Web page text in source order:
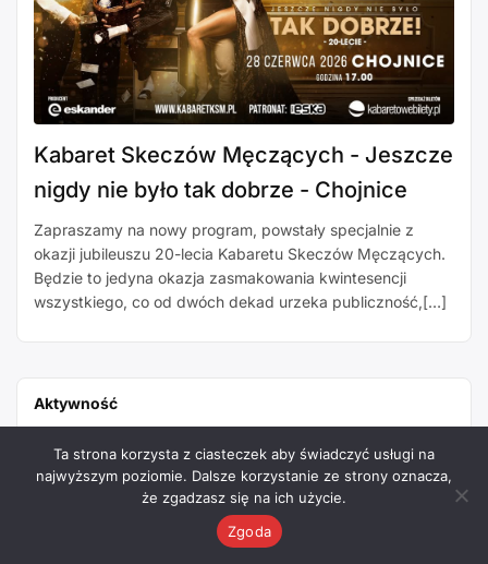
Kabaret Skeczów Męczących - Jeszcze
nigdy nie było tak dobrze - Chojnice
Zapraszamy na nowy program, powstały specjalnie z
okazji jubileuszu 20-lecia Kabaretu Skeczów Męczących.
Będzie to jedyna okazja zasmakowania kwintesencji
wszystkiego, co od dwóch dekad urzeka publiczność,[…]
Aktywność
Administratoropublikował wydarzenie.
2 miesiące temu
Ta strona korzysta z ciasteczek aby świadczyć usługi na
najwyższym poziomie. Dalsze korzystanie ze strony oznacza,
że zgadzasz się na ich użycie.
Zgoda